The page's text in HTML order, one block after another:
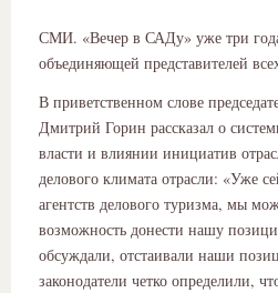
СМИ. «Вечер в САДу» уже три
объединяющей представителей
В приветственном слове
Дмитрий Горин рассказал о
власти и влиянии инициатив
делового климата отрасли: «Уже
агентств делового туризма, мы
возможность донести нашу
обсуждали, отстаивали наши
законодатели четко определили,